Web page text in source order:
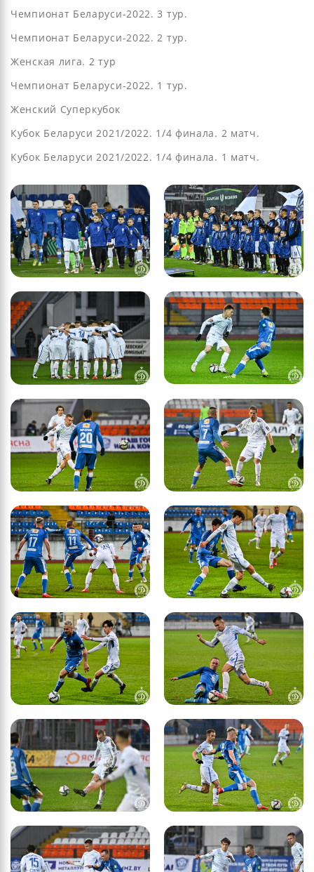
Чемпионат Беларуси-2022. 3 тур.
Чемпионат Беларуси-2022. 2 тур.
Женская лига. 2 тур
Чемпионат Беларуси-2022. 1 тур.
Женский Суперкубок
Кубок Беларуси 2021/2022. 1/4 финала. 2 матч.
Кубок Беларуси 2021/2022. 1/4 финала. 1 матч.